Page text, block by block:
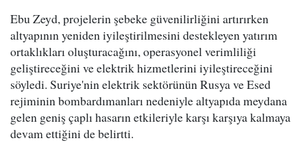
Ebu Zeyd, projelerin şebeke güvenilirliğini artırırken
altyapının yeniden iyileştirilmesini destekleyen yatırım
ortaklıkları oluşturacağını, operasyonel verimliliği
geliştireceğini ve elektrik hizmetlerini iyileştireceğini
söyledi. Suriye'nin elektrik sektörünün Rusya ve Esed
rejiminin bombardımanları nedeniyle altyapıda meydana
gelen geniş çaplı hasarın etkileriyle karşı karşıya kalmaya
devam ettiğini de belirtti.